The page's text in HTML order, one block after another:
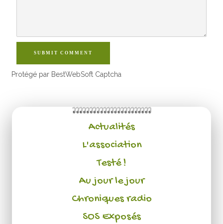
SUBMIT COMMENT
Protégé par BestWebSoft Captcha
Actualités
L'association
Testé !
Au jour le jour
Chroniques radio
SOS Exposés